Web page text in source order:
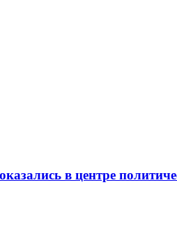
в центре